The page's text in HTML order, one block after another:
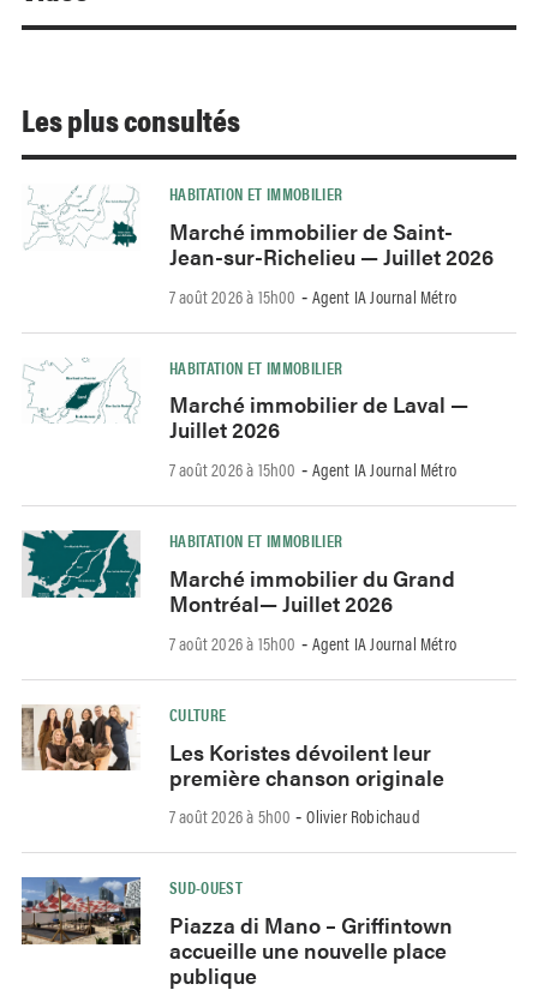
Les plus consultés
HABITATION ET IMMOBILIER
Marché immobilier de Saint-
Jean-sur-Richelieu — Juillet 2026
7 août 2026 à 15h00 - Agent IA Journal Métro
HABITATION ET IMMOBILIER
Marché immobilier de Laval —
Juillet 2026
7 août 2026 à 15h00 - Agent IA Journal Métro
HABITATION ET IMMOBILIER
Marché immobilier du Grand
Montréal— Juillet 2026
7 août 2026 à 15h00 - Agent IA Journal Métro
CULTURE
Les Koristes dévoilent leur
première chanson originale
7 août 2026 à 5h00 -Olivier Robichaud
SUD-OUEST
Piazza di Mano – Griffintown
accueille une nouvelle place
publique